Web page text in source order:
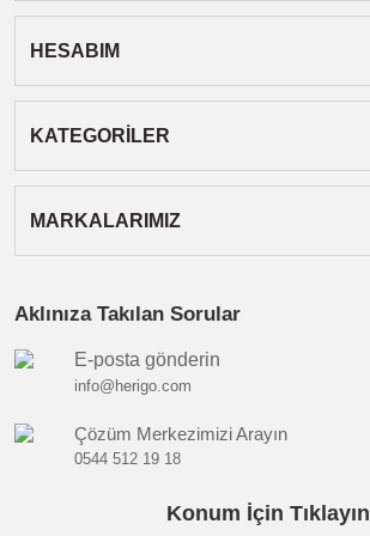
Gönder
HESABIM
KATEGORİLER
MARKALARIMIZ
Aklınıza Takılan Sorular
E-posta gönderin
info@herigo.com
Çözüm Merkezimizi Arayın
0544 512 19 18
Konum İçin Tıklayın